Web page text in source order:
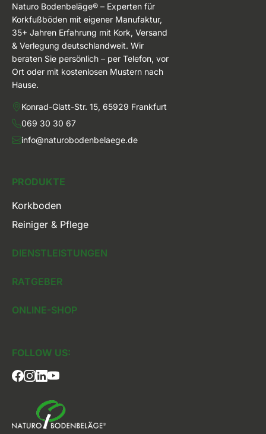
Naturo Bodenbeläge® – Experten für
Korkfußböden mit eigener Manufaktur,
35+ Jahren Erfahrung mit Kork, Versand
& Verlegung deutschlandweit. Wir
beraten Sie persönlich – per Telefon, vor
Ort oder mit kostenlosen Mustern nach
Hause.
Konrad-Glatt-Str. 15, 65929 Frankfurt
069 30 30 67
info@naturobodenbelaege.de
PRODUKTE
Korkboden
Reiniger & Pflege
DIENSTLEISTUNGEN
RATGEBER
ONLINE-SHOP
FOLLOW US: